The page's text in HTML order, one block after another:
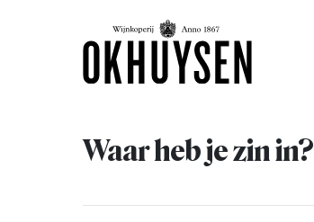
Waar heb je zin in?